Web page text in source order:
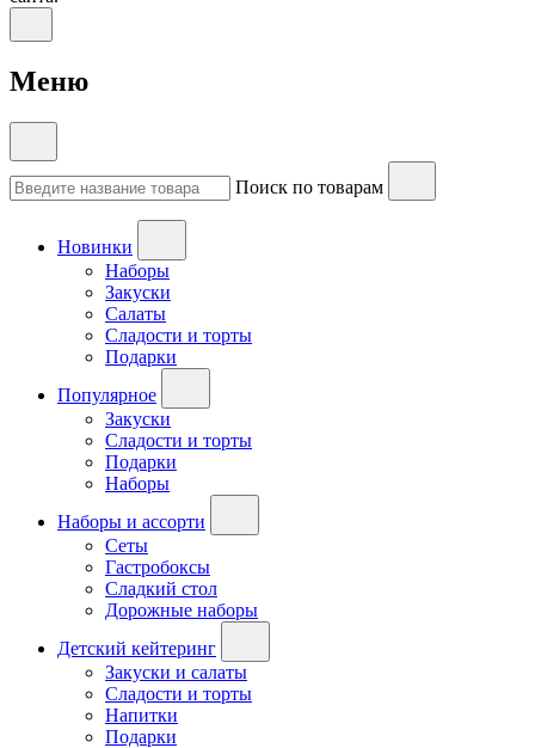
Меню
Поиск по товарам
Новинки
Наборы
Закуски
Салаты
Сладости и торты
Подарки
Популярное
Закуски
Сладости и торты
Подарки
Наборы
Наборы и ассорти
Сеты
Гастробоксы
Сладкий стол
Дорожные наборы
Детский кейтеринг
Закуски и салаты
Сладости и торты
Напитки
Подарки